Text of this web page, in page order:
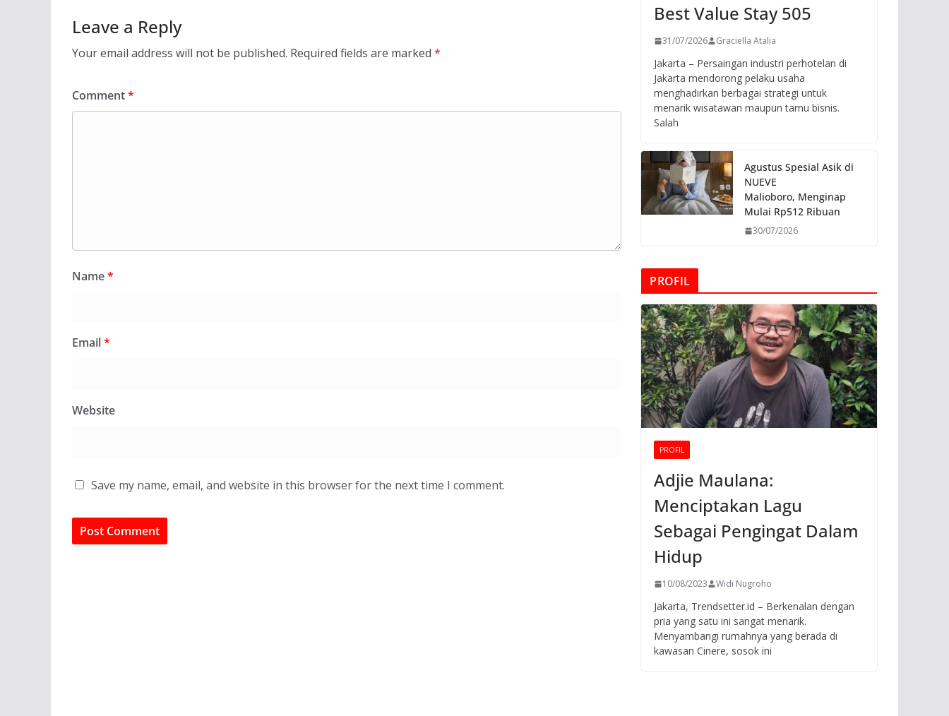
Leave a Reply
Your email address will not be published. Required fields are marked *
Comment*
Name*
Email*
Website
Save my name, email, and website in this browser for the next time I comment.
Best Value Stay 505
31/07/2026 Graciella Atalia
Jakarta – Persaingan industri perhotelan di
Jakarta mendorong pelaku usaha
menghadirkan berbagai strategi untuk
menarik wisatawan maupun tamu bisnis.
Salah
Agustus Spesial Asik di
NUEVE
Malioboro, Menginap
Mulai Rp512 Ribuan
30/07/2026
PROFIL
PROFIL
Adjie Maulana:
Menciptakan Lagu
Sebagai Pengingat Dalam
Hidup
10/08/2023 Widi Nugroho
Jakarta, Trendsetter.id – Berkenalan dengan
pria yang satu ini sangat menarik.
Menyambangi rumahnya yang berada di
kawasan Cinere, sosok ini